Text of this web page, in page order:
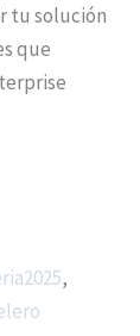
tu solución
que
,